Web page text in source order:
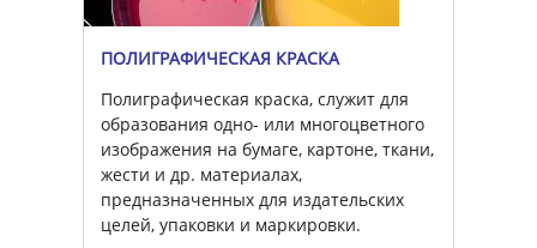
ПОЛИГРАФИЧЕСКАЯ КРАСКА
Полиграфическая краска, служит для
образования одно- или многоцветного
изображения на бумаге, картоне, ткани,
жести и др. материалах,
предназначенных для издательских
целей, упаковки и маркировки.